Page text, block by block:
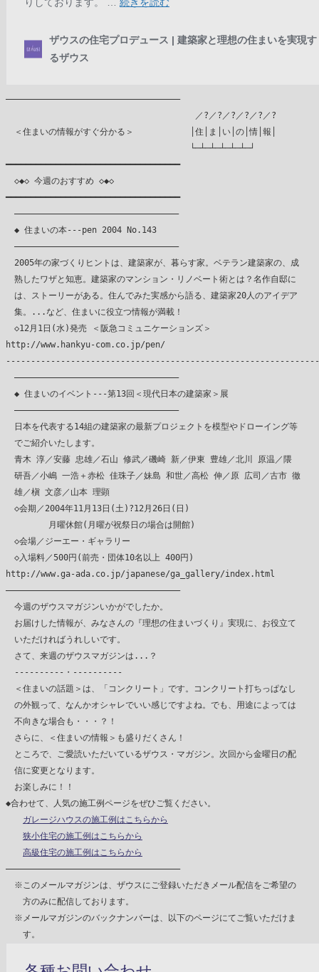
―――――――――――――――――――――――――――――――――――
／?／?／?／?／?／?
＜住まいの情報がすぐ分かる＞　　　　　　 │住│ま│い│の│情│報│
└─┴─┴─┴─┴─┴─┘
━━━━━━━━━━━━━━━━━━━━━━━━━━━━━━━━━━━
◇◆◇ 今週のおすすめ ◇◆◇
━━━━━━━━━━━━━━━━━━━━━━━━━━━━━━━━━━━
―――――――――――――――――――――――――――――――――
◆ 住まいの本---pen 2004 No.143
―――――――――――――――――――――――――――――――――
2005年の家づくりヒントは、建築家が、暮らす家。ベテラン建築家の、成
熟したワザと知恵。建築家のマンション・リノベート術とは？名作自邸に
は、ストーリーがある。住んでみた実感から語る、建築家20人のアイデア
集。...など、住まいに役立つ情報が満載！
◇12月1日(水)発売 ＜阪急コミュニケーションズ＞
http://www.hankyu-com.co.jp/pen/
―――――――――――――――――――――――――――――――――
◆ 住まいのイベント---第13回＜現代日本の建築家＞展
―――――――――――――――――――――――――――――――――
日本を代表する14組の建築家の最新プロジェクトを模型やドローイング等
でご紹介いたします。
青木 淳／安藤 忠雄／石山 修武／磯崎 新／伊東 豊雄／北川 原温／隈
研吾／小嶋 一浩＋赤松 佳珠子／妹島 和世／高松 伸／原 広司／古市 徹
雄／槇 文彦／山本 理顕
◇会期／2004年11月13日(土)?12月26日(日)
月曜休館(月曜が祝祭日の場合は開館)
◇会場／ジーエー・ギャラリー
◇入場料／500円(前売・団体10名以上 400円)
http://www.ga-ada.co.jp/japanese/ga_gallery/index.html
―――――――――――――――――――――――――――――――――――
今週のザウスマガジンいかがでしたか。
お届けした情報が、みなさんの『理想の住まいづくり』実現に、お役立て
いただければうれしいです。
さて、来週のザウスマガジンは...？
----------・----------
＜住まいの話題＞は、「コンクリート」です。コンクリート打ちっぱなし
の外観って、なんかオシャレでいい感じですよね。でも、用途によっては
不向きな場合も・・・？！
さらに、＜住まいの情報＞も盛りだくさん！
ところで、ご愛読いただいているザウス・マガジン。次回から金曜日の配
信に変更となります。
お楽しみに！！
◆合わせて、人気の施工例ページをぜひご覧ください。
ガレージハウスの施工例はこちらから
狭小住宅の施工例はこちらから
高級住宅の施工例はこちらから
―――――――――――――――――――――――――――――――――――
※このメールマガジンは、ザウスにご登録いただきメール配信をご希望の
方のみに配信しております。
※メールマガジンのバックナンバーは、以下のページにてご覧いただけま